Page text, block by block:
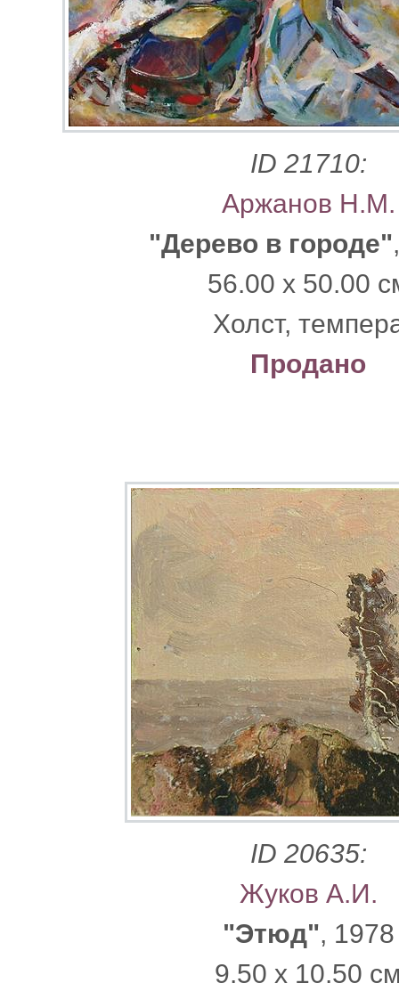
ID 21710:
Аржанов Н.М.
"Дерево в городе"
56.00 x 50.00
Xолст,
Продано
ID 20635:
Жуков А.И.
"Этюд", 1978
9.50 x 10.50